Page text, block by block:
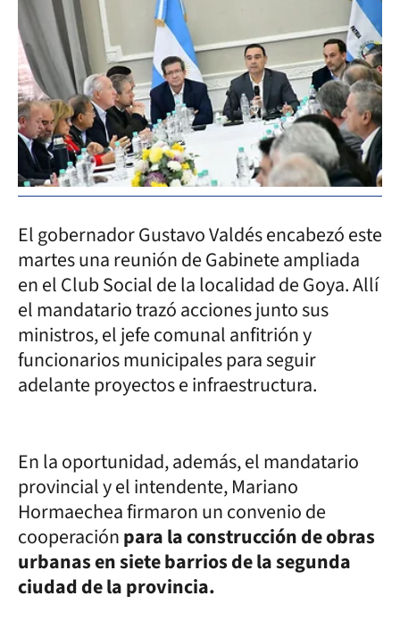
El gobernador Gustavo Valdés encabezó este
martes una reunión de Gabinete ampliada
en el Club Social de la localidad de Goya. Allí
el mandatario trazó acciones junto sus
ministros, el jefe comunal anfitrión y
funcionarios municipales para seguir
adelante proyectos e infraestructura.
En la oportunidad, además, el mandatario
provincial y el intendente, Mariano
Hormaechea firmaron un convenio de
cooperaciónpara la construcción de obras
urbanas en siete barrios de la segunda
ciudad de la provincia.